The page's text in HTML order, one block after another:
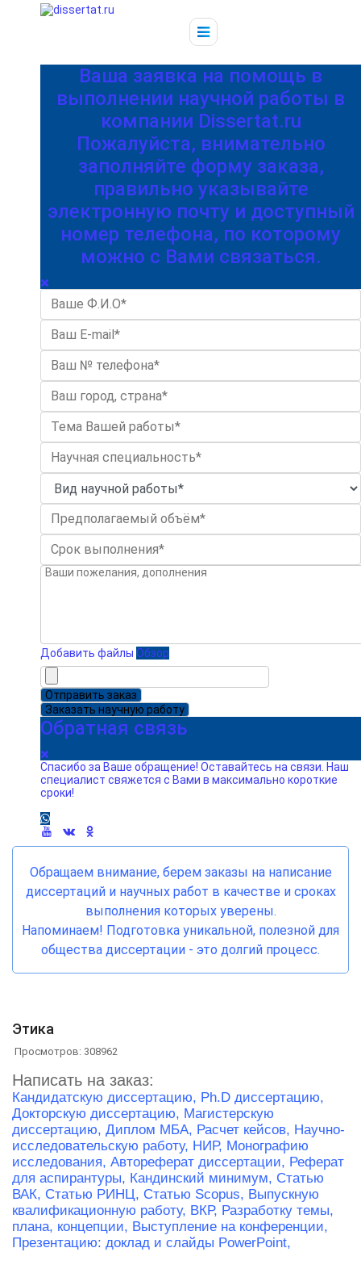
Ваша заявка на помощь в
выполнении научной работы в
компании Dissertat.ru
Пожалуйста, внимательно
заполняйте форму заказа,
правильно указывайте
электронную почту и доступный
номер телефона, по которому
можно с Вами связаться.
Добавить файлы Обзор
Отправить заказ
Заказать научную работу
Обратная связь
Спасибо за Ваше обращение! Оставайтесь на связи. Наш
специалист свяжется с Вами в максимально короткие
сроки!
Обращаем внимание, берем заказы на написание
диссертаций и научных работ в качестве и сроках
выполнения которых уверены.
Напоминаем! Подготовка уникальной, полезной для
общества диссертации - это долгий процесс.
Этика
Просмотров: 308962
Написать на заказ:
Кандидатскую диссертацию, Ph.D диссертацию,
Докторскую диссертацию, Магистерскую
диссертацию, Диплом МБА, Расчет кейсов, Научно-
исследовательскую работу, НИР, Монографию
исследования, Автореферат диссертации, Реферат
для аспирантуры, Кандинский минимум, Статью
ВАК, Статью РИНЦ, Статью Scopus, Выпускную
квалификационную работу, ВКР, Разработку темы,
плана, концепции, Выступление на конференции,
Презентацию: доклад и слайды PowerPoint,